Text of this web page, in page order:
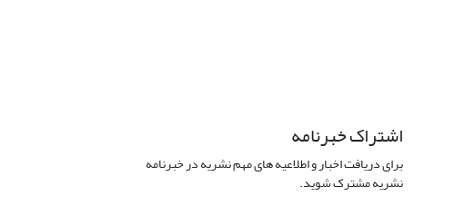
اشتراک خبرنامه
برای دریافت اخبار و اطلاعیه های مهم نشریه در خبرنامه
نشریه مشترک شوید.